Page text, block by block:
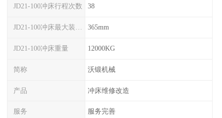
JD21-100冲床行程次数 38
365mm
JD21-100冲床重量 12000KG
简称 沃锻机械
产品 冲床维修改造
服务 服务完善